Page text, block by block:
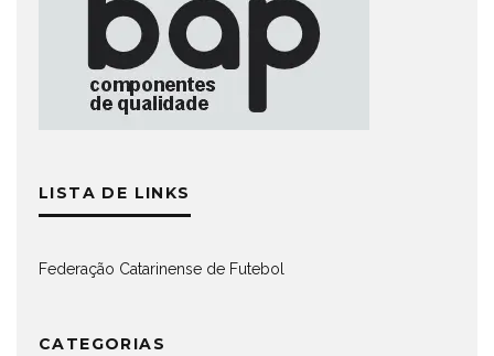
LISTA DE LINKS
Federação Catarinense de Futebol
CATEGORIAS